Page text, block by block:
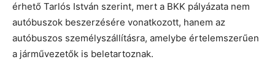
érhető Tarlós István szerint, mert a BKK pályázata nem
autóbuszok beszerzésére vonatkozott, hanem az
autóbuszos személyszállításra, amelybe értelemszerűen
a járművezetők is beletartoznak.